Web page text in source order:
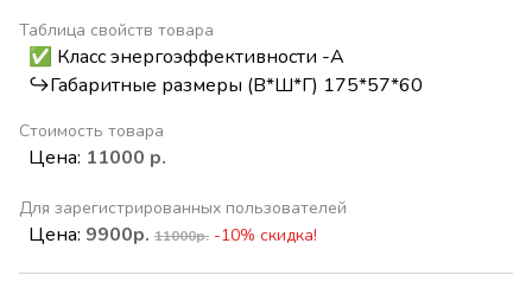
Таблица свойств товара
✅ Класс энергоэффективности -А
↪️Габаритные размеры (В*Ш*Г) 175*57*60
Стоимость товара
Цена: 11000 р.
Для зарегистрированных пользователей
Цена: 9900р. 11000р. -10% скидка!